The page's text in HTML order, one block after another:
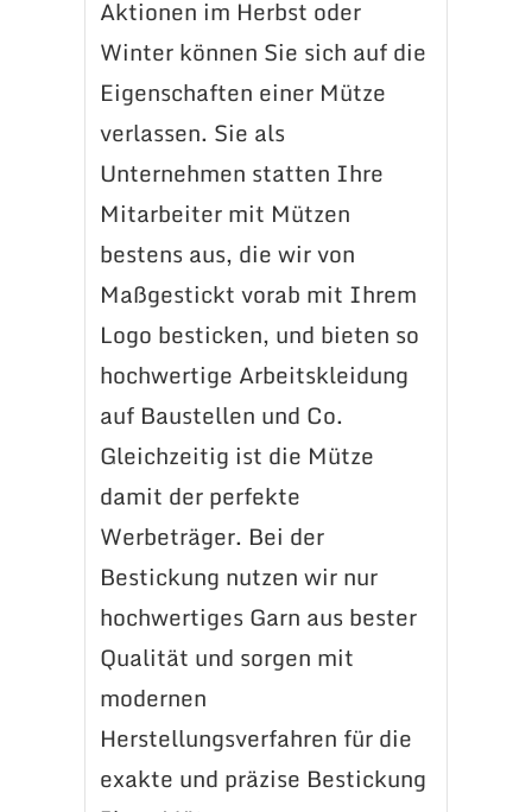
Aktionen im Herbst oder
Winter können Sie sich auf die
Eigenschaften einer Mütze
verlassen. Sie als
Unternehmen statten Ihre
Mitarbeiter mit Mützen
bestens aus, die wir von
Maßgestickt vorab mit Ihrem
Logo besticken, und bieten so
hochwertige Arbeitskleidung
auf Baustellen und Co.
Gleichzeitig ist die Mütze
damit der perfekte
Werbeträger. Bei der
Bestickung nutzen wir nur
hochwertiges Garn aus bester
Qualität und sorgen mit
modernen
Herstellungsverfahren für die
exakte und präzise Bestickung